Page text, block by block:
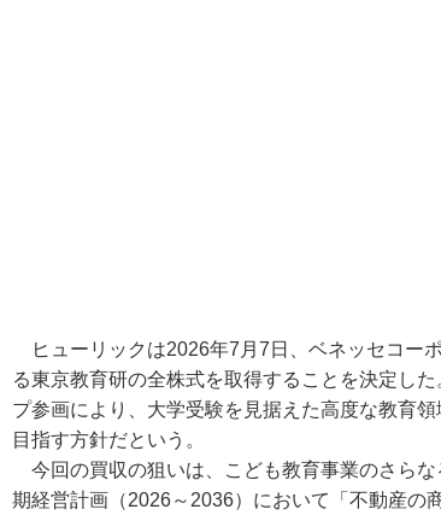
ヒューリックは2026年7月7日、ベネッセコー
る東京教育研の全株式を取得することを決定し
プ参画により、大学受験を見据えた高度な教育
目指す方針だという。
今回の買収の狙いは、こども教育事業のさら
期経営計画（2026～2036）において「不動産の